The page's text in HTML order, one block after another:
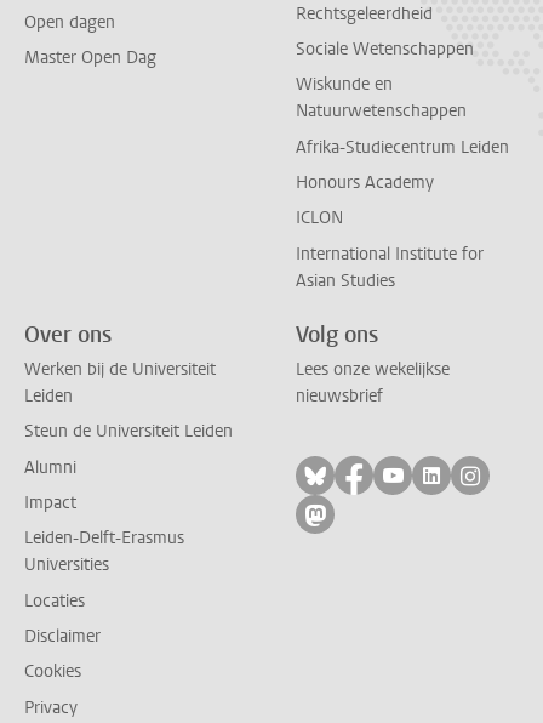
Open dagen
Master Open Dag
Rechtsgeleerdheid
Sociale Wetenschappen
Wiskunde en
Natuurwetenschappen
Afrika-Studiecentrum Leiden
Honours Academy
ICLON
International Institute for
Asian Studies
Over ons
Werken bij de Universiteit
Leiden
Steun de Universiteit Leiden
Alumni
Impact
Leiden-Delft-Erasmus
Universities
Locaties
Disclaimer
Cookies
Privacy
Volg ons
Lees onze wekelijkse
nieuwsbrief
Volg ons op bluesky
Volg ons op
Volg ons op
Volg ons
Volg
Volg ons op mastodon